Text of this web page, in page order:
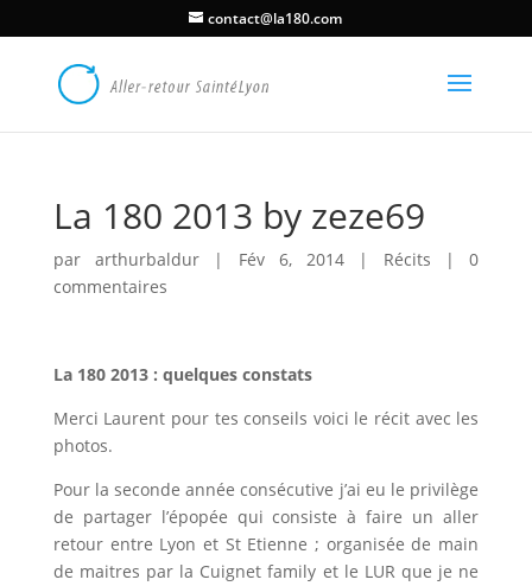
contact@la180.com
La 180 2013 by zeze69
pararthurbaldur | Fév 6, 2014 | Récits |0
commentaires
La 180 2013 : quelques constats
Merci Laurent pour tes conseils voici le récit avec les
photos.
Pour la seconde année consécutive j’ai eu le privilège
de partager l’épopée qui consiste à faire un aller
retour entre Lyon et St Etienne ; organisée de main
de maitres par la Cuignet family et le LUR que je ne